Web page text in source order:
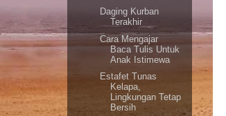
Daging Kurban
Terakhir
Cara Mengajar
Baca Tulis Untuk
Anak Istimewa
Estafet Tunas
Kelapa,
Lingkungan Tetap
Bersih